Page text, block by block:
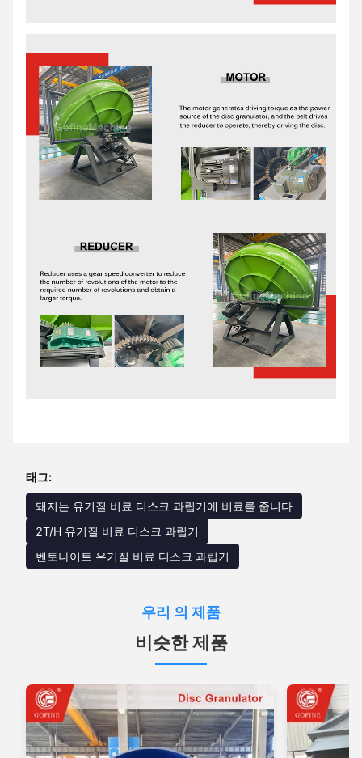
태그:
돼지는 유기질 비료 디스크 과립기에 비료를 줍니다
2T/H 유기질 비료 디스크 과립기
벤토나이트 유기질 비료 디스크 과립기
우리 의 제품
비슷한 제품